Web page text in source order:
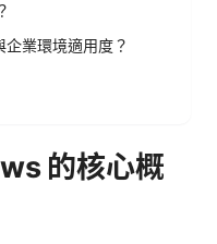
業環境適用度？
的核心概